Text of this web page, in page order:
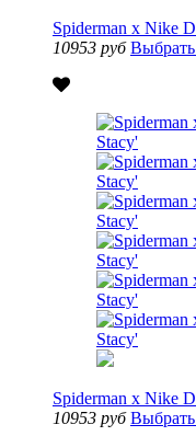
Spiderman x Nike
10953 руб Выбрать
Spiderman x Nike
10953 руб Выбрать